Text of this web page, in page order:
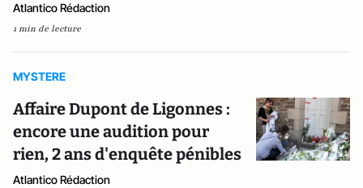
Atlantico Rédaction
1 min de lecture
MYSTERE
Affaire Dupont de Ligonnes :
encore une audition pour
rien, 2 ans d'enquête pénibles
Atlantico Rédaction